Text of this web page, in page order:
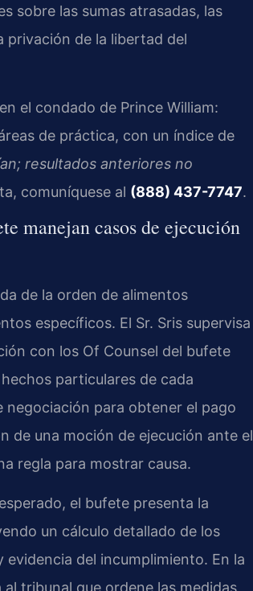
sobre las sumas atrasadas, las
privación de la libertad del
el condado de Prince William:
de práctica, con un índice de
resultados anteriores no
comuníquese al (888) 437-7747.
manejan casos de ejecución
de la orden de alimentos
específicos. El Sr. Sris supervisa
con los Of Counsel del bufete
particulares de cada
para obtener el pago
de una moción de ejecución ante el
regla para mostrar causa.
el bufete presenta la
un cálculo detallado de los
del incumplimiento. En la